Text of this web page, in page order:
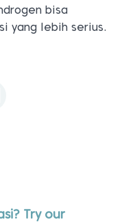
bisa
yang lebih serius.
Try our